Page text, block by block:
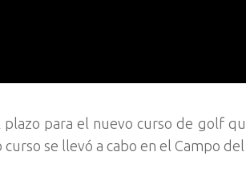
para el nuevo curso de golf
se llevó a cabo en el Campo